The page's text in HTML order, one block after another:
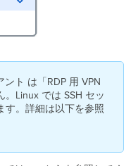
ト は「RDP 用 VPN
Linux では SSH セッ
す。詳細は以下を参照